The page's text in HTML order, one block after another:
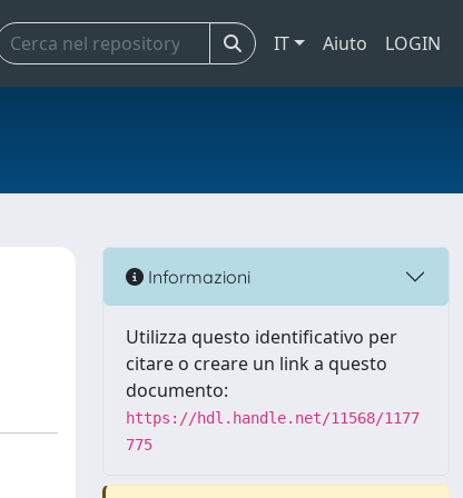
IT Aiuto LOGIN
Informazioni
Utilizza questo identificativo per
citare o creare un link a questo
documento:
https://hdl.handle.net/11568/1177
775